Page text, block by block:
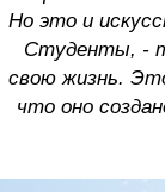
Но это и
Студенты, -
свою жизнь.
что оно